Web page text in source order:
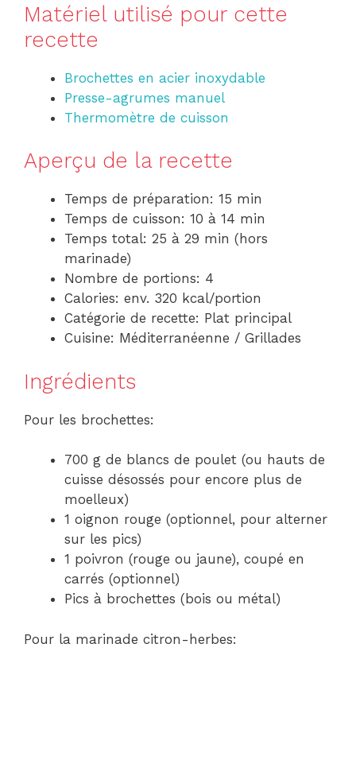
Matériel utilisé pour cette
recette
Brochettes en acier inoxydable
Presse-agrumes manuel
Thermomètre de cuisson
Aperçu de la recette
Temps de préparation: 15 min
Temps de cuisson: 10 à 14 min
Temps total: 25 à 29 min (hors
marinade)
Nombre de portions: 4
Calories: env. 320 kcal/portion
Catégorie de recette: Plat principal
Cuisine: Méditerranéenne / Grillades
Ingrédients
Pour les brochettes:
700 g de blancs de poulet (ou hauts de
cuisse désossés pour encore plus de
moelleux)
1 oignon rouge (optionnel, pour alterner
sur les pics)
1 poivron (rouge ou jaune), coupé en
carrés (optionnel)
Pics à brochettes (bois ou métal)
Pour la marinade citron-herbes: